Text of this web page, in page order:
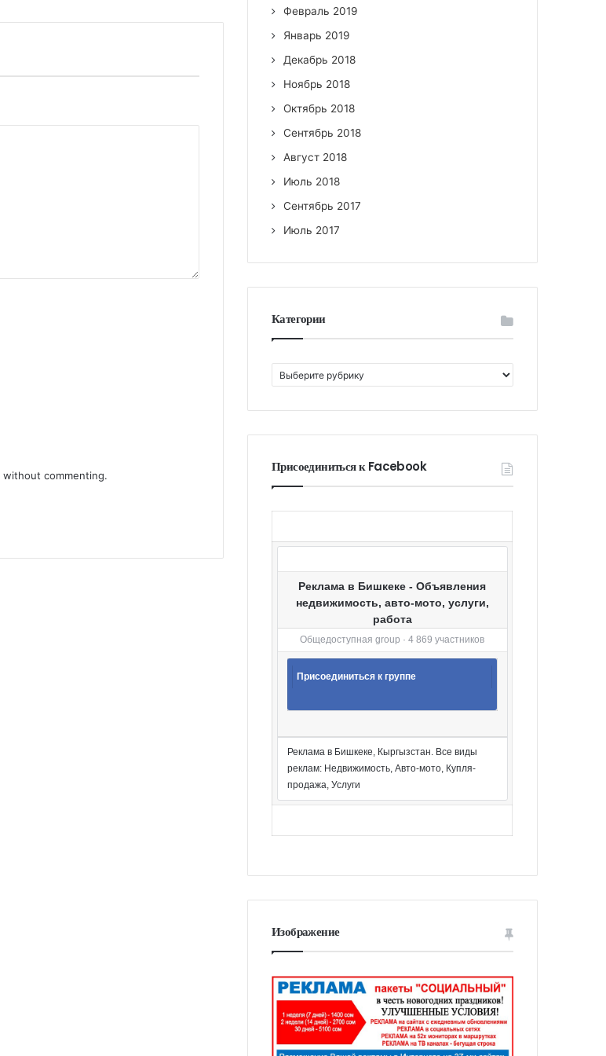
without commenting.
Февраль 2019
Январь 2019
Декабрь 2018
Ноябрь 2018
Октябрь 2018
Сентябрь 2018
Август 2018
Июль 2018
Сентябрь 2017
Июль 2017
Категории
а
г
р
и
Присоединиться к Facebook
Реклама в Бишкеке - Объявления
недвижимость, авто-мото, услуги,
работа
Общедоступная group · 4 869 участников
Присоединиться к группе
Реклама в Бишкеке, Кыргызстан. Все виды
реклам: Недвижимость, Авто-мото, Купля-
продажа, Услуги
Изображение